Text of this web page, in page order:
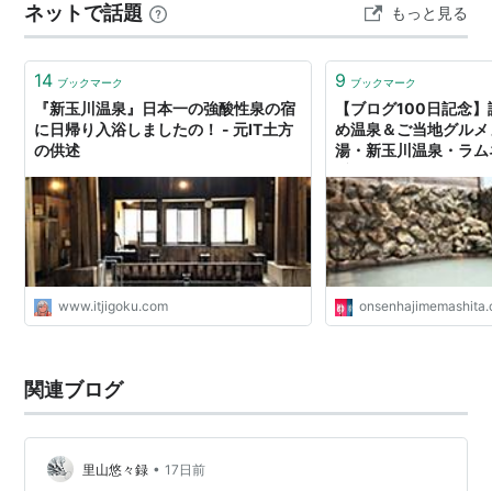
リゾートと銘打っています。洋室スタイルで、…
ネットで話題 もっと見る
14 ブックマーク
『新玉川温泉』日本一の強酸性泉の宿
に日帰り入浴しましたの！ - 元IT土方
の供述
www.itjigoku.com
9 ブックマーク
【ブログ100日記念
め温泉＆ご当地グル
湯・新玉川温泉・ラ
関連ブログ
里山悠々録 • 17日前